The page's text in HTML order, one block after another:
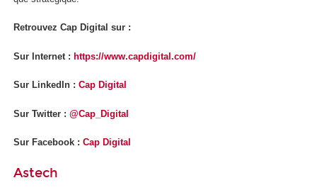
Retrouvez Cap Digital sur :
Sur Internet : https://www.capdigital.com/
Sur LinkedIn : Cap Digital
Sur Twitter : @Cap_Digital
Sur Facebook : Cap Digital
Astech